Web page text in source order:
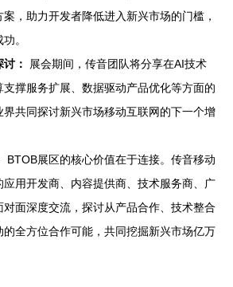
，助力开发者降低进入新兴市场的门槛，
。
：
展会期间，传音团队将分享在AI技术
撑服务扩展、数据驱动产品优化等方面的
共同探讨新兴市场移动互联网的下一个增
BTOB展区的核心价值在于连接。传音移动
用开发商、内容提供商、技术服务商、广
面深度交流，探讨从产品合作、技术整合
全方位合作可能，共同挖掘新兴市场亿万